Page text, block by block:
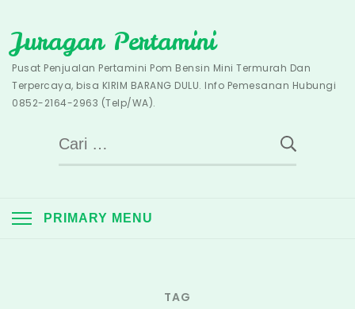
to
content
Juragan Pertamini
Pusat Penjualan Pertamini Pom Bensin Mini Termurah Dan
Terpercaya, bisa KIRIM BARANG DULU. Info Pemesanan Hubungi
0852-2164-2963 (Telp/WA).
Cari
untuk:
PRIMARY MENU
TAG